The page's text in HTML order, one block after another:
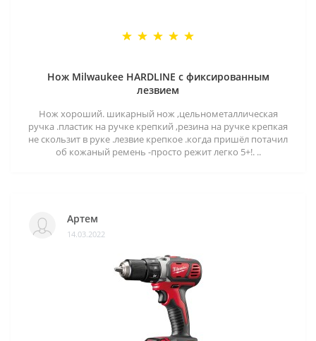
Нож Milwaukee HARDLINE с фиксированным
лезвием
Нож хороший. шикарный нож ,цельнометаллическая
ручка .пластик на ручке крепкий ,резина на ручке крепкая
не скользит в руке .лезвие крепкое .когда пришёл потачил
об кожаный ремень -просто режит легко 5+!. ..
Артем
14.03.2022